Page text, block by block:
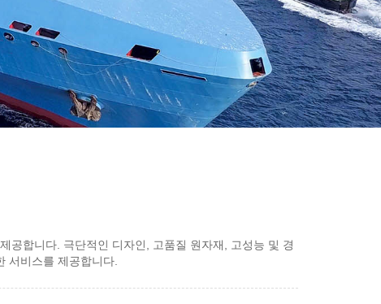
공합니다. 극단적인 디자인, 고품질 원자재, 고성능 및 경
서비스를 제공합니다.